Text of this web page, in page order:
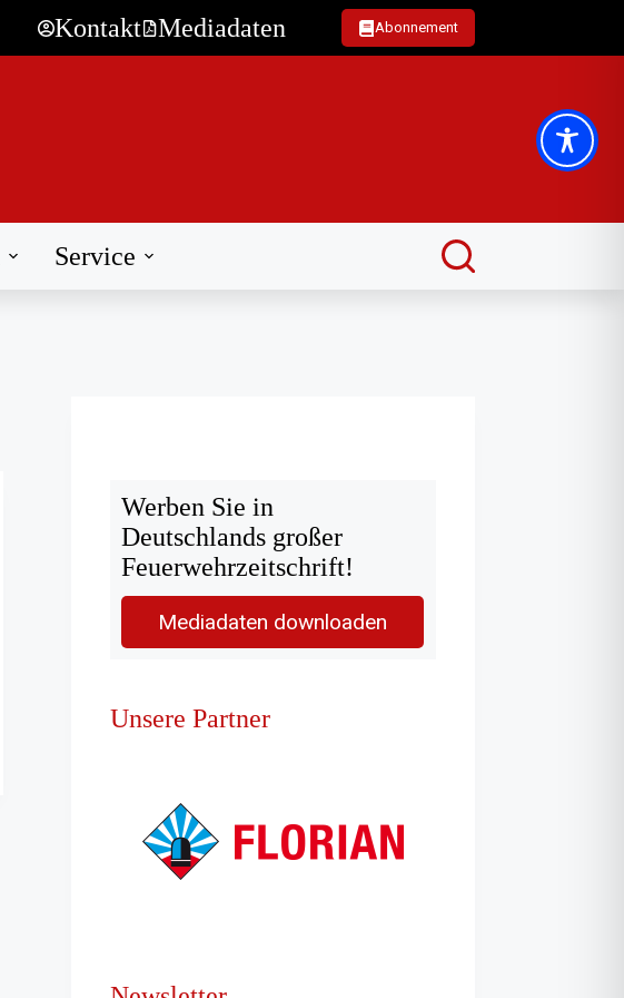
Kontakt Mediadaten Abonnement
Service
Werben Sie in
Deutschlands großer
Feuerwehrzeitschrift!
Mediadaten downloaden
Unsere Partner